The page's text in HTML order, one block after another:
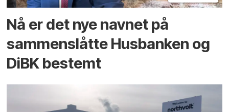
Nå er det nye navnet på
sammenslåtte Husbanken og
DiBK bestemt